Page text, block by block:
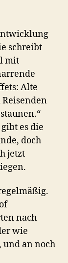
schreibt
mit
Alte
es die
doch
jetzt
nach
wie
an noch